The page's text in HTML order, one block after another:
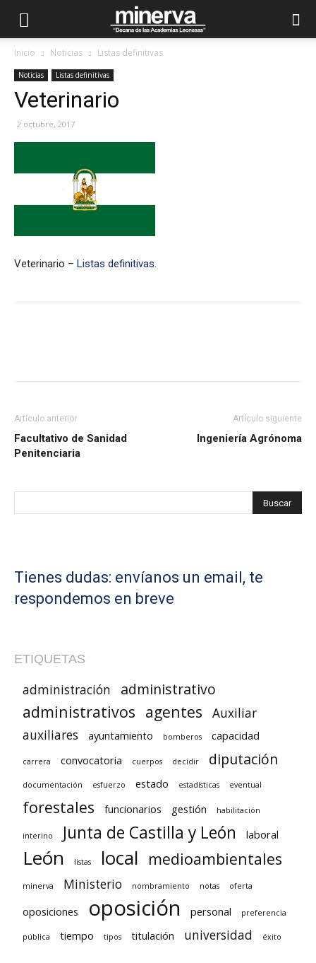
Inicio Noticias Listas definitivas
Noticias Listas definitivas
Veterinario
2 octubre, 2017
Veterinario – Listas definitivas.
Artículo anterior
Facultativo de Sanidad
Penitenciaria
Artículo siguiente
Ingeniería Agrónoma
Tienes dudas: envíanos un email, te
respondemos en breve
ETIQUETAS
administración administrativo
administrativos agentes
Auxiliar
auxiliares
ayuntamiento bomberos capacidad
carrera convocatoria cuerpos decidir diputación
documentación esfuerzo estado estadísticas eventual
forestales funcionarios gestión habilitación
interino Junta de Castilla y León laboral
León listas local medioambientales
minerva Ministerio nombramiento notas oferta
oposiciones oposición personal preferencia
pública tiempo tipos titulación universidad éxito